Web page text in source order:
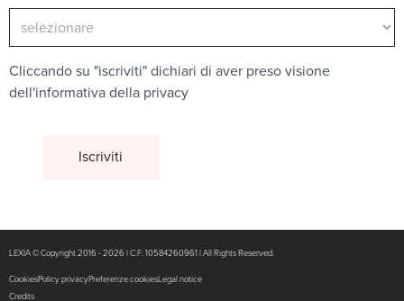
Cliccando su "iscriviti" dichiari di aver preso visione
dell'informativa della privacy
LEXIA © Copyright 2016 - 2026 | C.F. 10584260961 | All Rights Reserved.
CookiesPolicy privacyPreferenze cookiesLegal notice
Credits